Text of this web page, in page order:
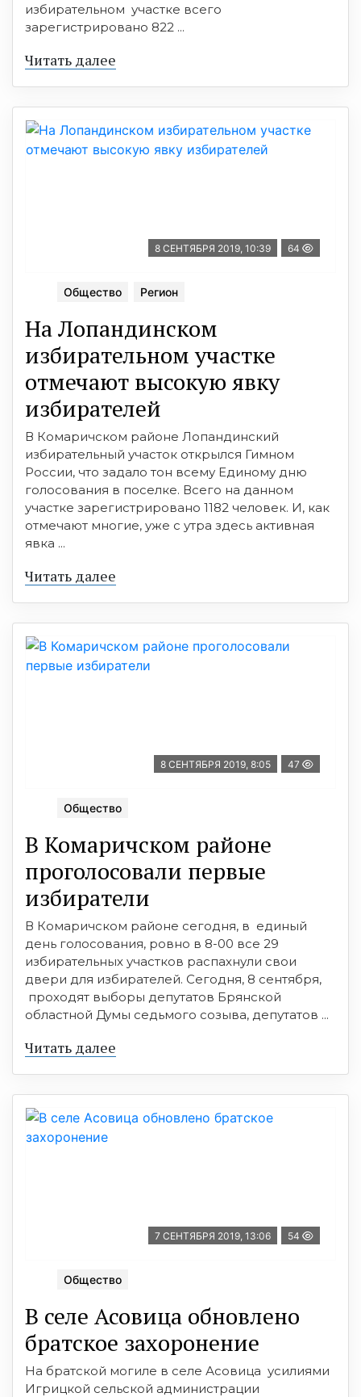
избирательном участке всего
зарегистрировано 822 ...
Читать далее
8 СЕНТЯБРЯ 2019, 10:39 64
Общество Регион
На Лопандинском
избирательном участке
отмечают высокую явку
избирателей
В Комаричском районе Лопандинский
избирательный участок открылся Гимном
России, что задало тон всему Единому дню
голосования в поселке. Всего на данном
участке зарегистрировано 1182 человек. И, как
отмечают многие, уже с утра здесь активная
явка ...
Читать далее
8 СЕНТЯБРЯ 2019, 8:05 47
Общество
В Комаричском районе
проголосовали первые
избиратели
В Комаричском районе сегодня, в единый
день голосования, ровно в 8-00 все 29
избирательных участков распахнули свои
двери для избирателей. Сегодня, 8 сентября,
проходят выборы депутатов Брянской
областной Думы седьмого созыва, депутатов ...
Читать далее
7 СЕНТЯБРЯ 2019, 13:06 54
Общество
В селе Асовица обновлено
братское захоронение
На братской могиле в селе Асовица усилиями
Игрицкой сельской администрации